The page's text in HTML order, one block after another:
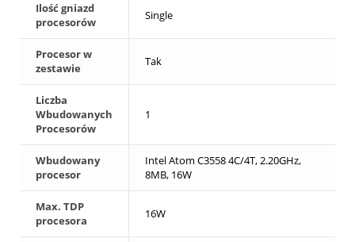
Ilość gniazd
procesorów
Single
Procesor w
zestawie
Tak
Liczba
Wbudowanych
Procesorów
1
Wbudowany
procesor
Intel Atom C3558 4C/4T, 2.20GHz,
8MB, 16W
Max. TDP
procesora
16W